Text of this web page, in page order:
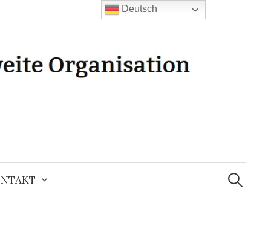
Suchen
nach:
Deutsch